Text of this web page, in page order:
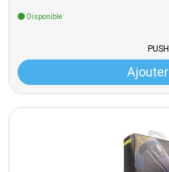
Disponible
PUSH
Ajouter